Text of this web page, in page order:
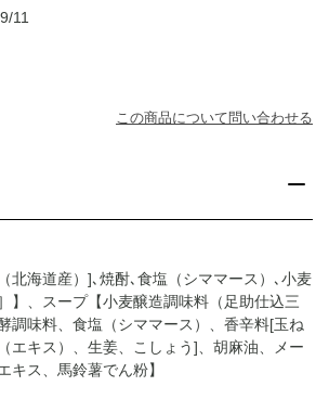
11
この商品について問い合わせる
北海道産）]､焼酎､食塩（シママース）､小麦
】、スープ【小麦醸造調味料（足助仕込三
調味料、食塩（シママース）、香辛料[玉ね
エキス）、生姜、こしょう]、胡麻油、メー
キス、馬鈴薯でん粉】